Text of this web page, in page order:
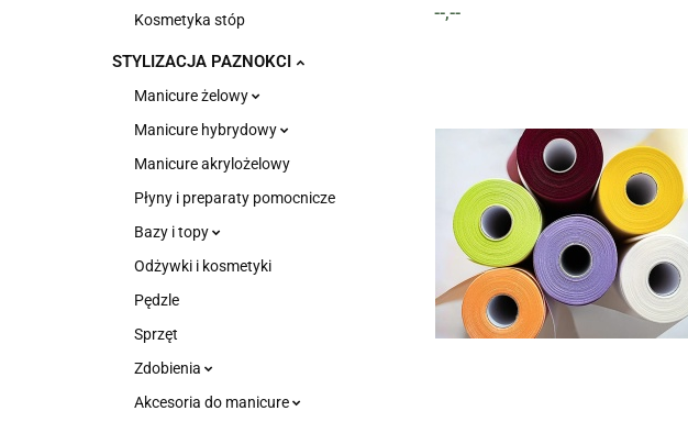
Kosmetyka stóp
STYLIZACJA PAZNOKCI
Manicure żelowy
Manicure hybrydowy
Manicure akrylożelowy
Płyny i preparaty pomocnicze
Bazy i topy
Odżywki i kosmetyki
Pędzle
Sprzęt
Zdobienia
Akcesoria do manicure
--,--